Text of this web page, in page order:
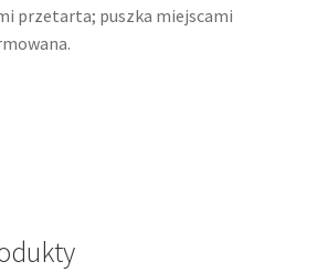
przetarta; puszka miejscami